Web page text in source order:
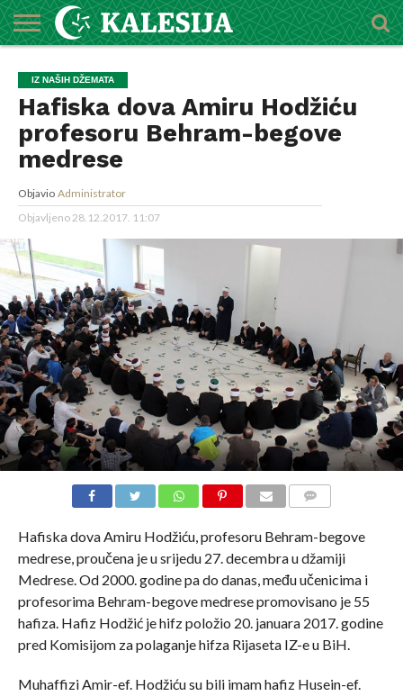
O
MEDŽLISU
DŽEMATI
IMAMI
MEKTEBSKI
CENTAR
VIJESTI
HUTBE
NAJAVE
KALENDAR
KONTAKT
IZ NAŠIH DŽEMATA
Hafiska dova Amiru Hodžiću
profesoru Behram-begove
medrese
Objavio Administrator
Objavljeno28.12.2017. 11:07
Hafiska dova Amiru Hodžiću, profesoru Behram-begove
medrese, proučena je u srijedu 27. decembra u džamiji
Medrese. Od 2000. godine pa do danas, među učenicima i
profesorima Behram-begove medrese promovisano je 55
hafiza. Hafiz Hodžić je hifz položio 20. januara 2017. godine
pred Komisijom za polaganje hifza Rijaseta IZ-e u BiH.
Muhaffizi Amir-ef. Hodžiću su bili imam hafiz Husein-ef.